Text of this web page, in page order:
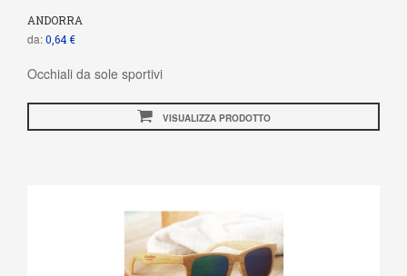
ANDORRA
da:0,64 €
Occhiali da sole sportivi
VISUALIZZA PRODOTTO